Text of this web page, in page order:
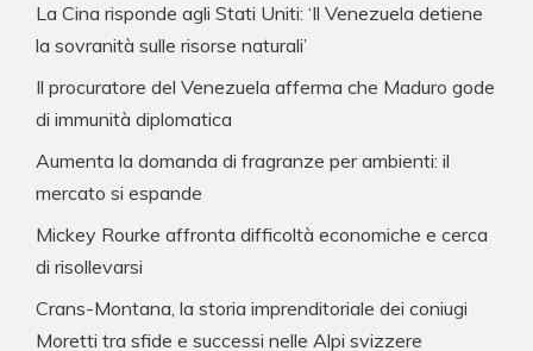
La Cina risponde agli Stati Uniti: ‘Il Venezuela detiene
la sovranità sulle risorse naturali’
Il procuratore del Venezuela afferma che Maduro gode
di immunità diplomatica
Aumenta la domanda di fragranze per ambienti: il
mercato si espande
Mickey Rourke affronta difficoltà economiche e cerca
di risollevarsi
Crans-Montana, la storia imprenditoriale dei coniugi
Moretti tra sfide e successi nelle Alpi svizzere